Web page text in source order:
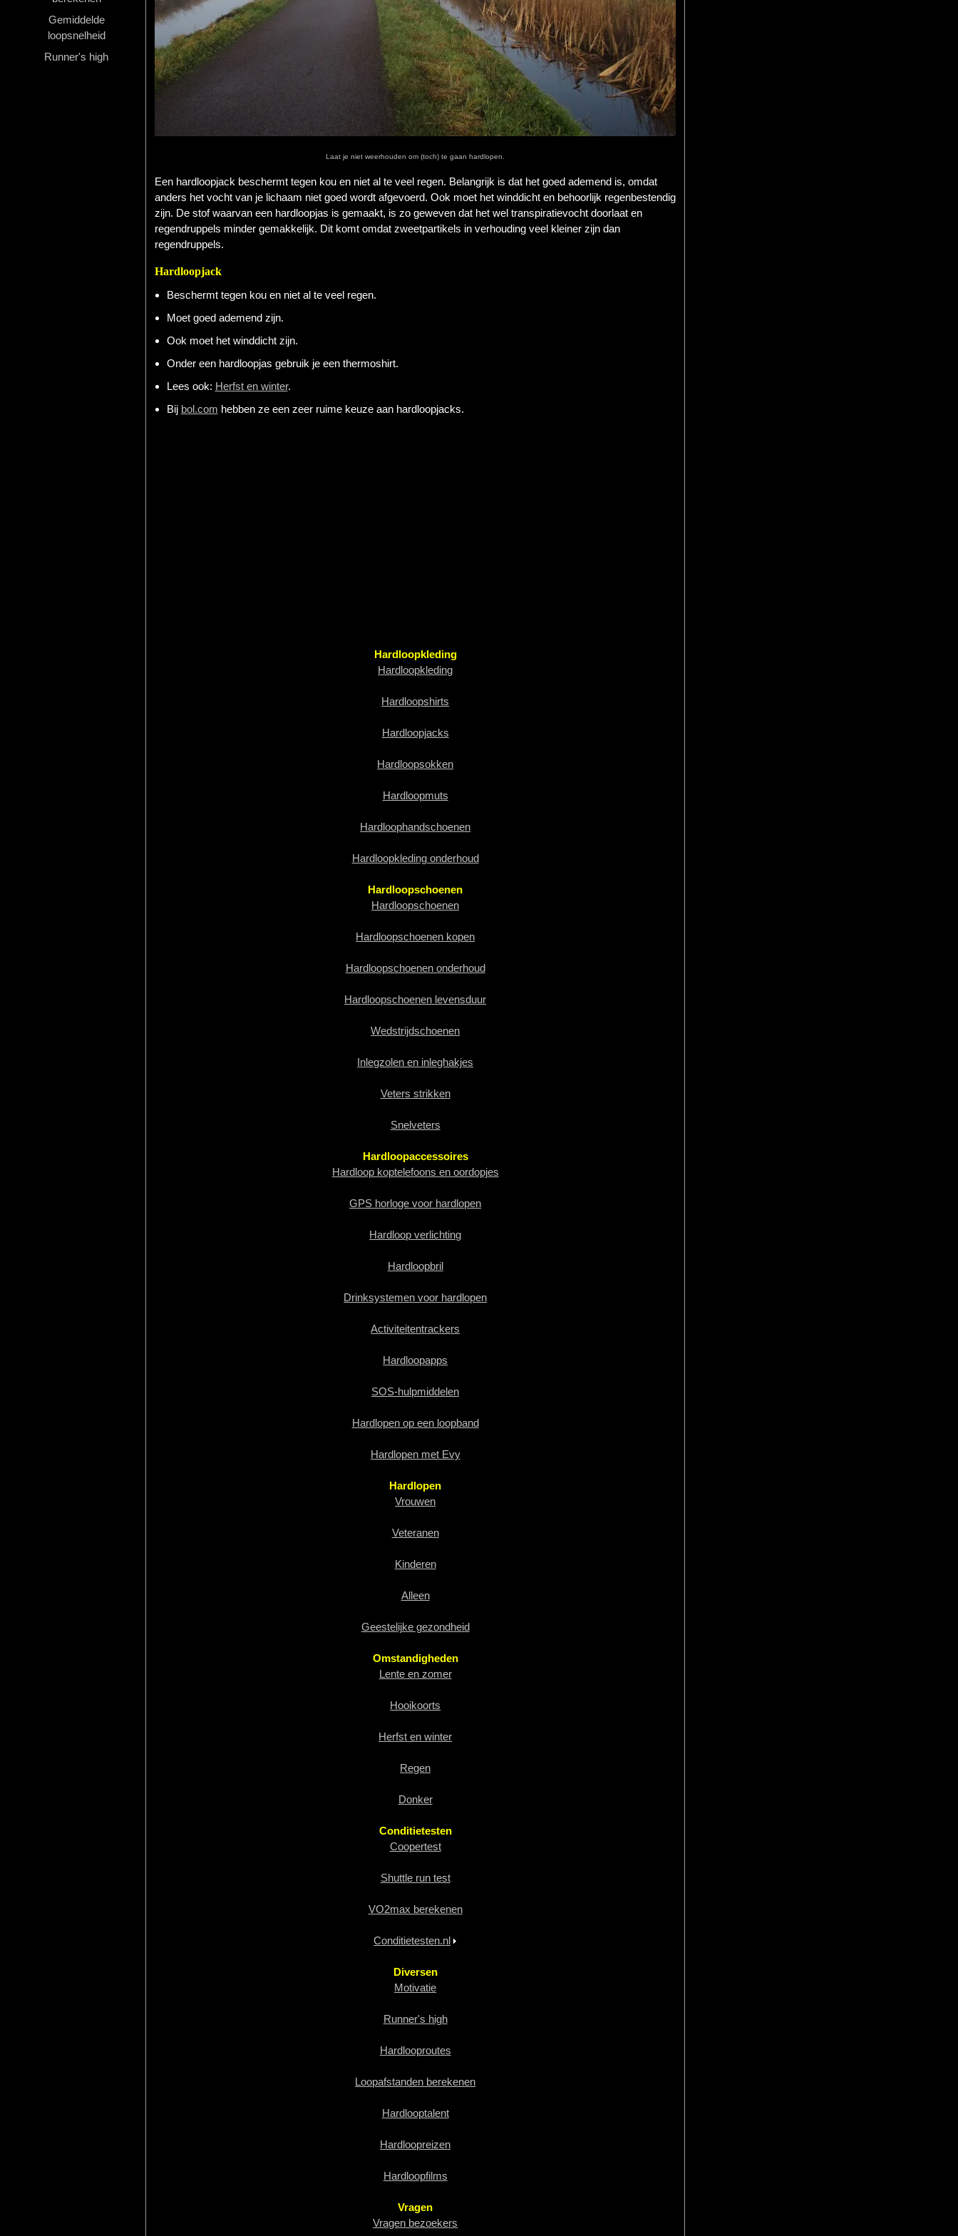
Gemiddelde
loopsnelheid
Runner's high
Hardlopen
Laat je niet weerhouden om (toch) te gaan hardlopen.
Een hardloopjack beschermt tegen kou en niet al te veel regen. Belangrijk is dat het goed ademend is, omdat
anders het vocht van je lichaam niet goed wordt afgevoerd. Ook moet het winddicht en behoorlijk regenbestendig
zijn. De stof waarvan een hardloopjas is gemaakt, is zo geweven dat het wel transpiratievocht doorlaat en
regendruppels minder gemakkelijk. Dit komt omdat zweetpartikels in verhouding veel kleiner zijn dan
regendruppels.
Hardloopjack
Beschermt tegen kou en niet al te veel regen.
Moet goed ademend zijn.
Ook moet het winddicht zijn.
Onder een hardloopjas gebruik je een thermoshirt.
Lees ook: Herfst en winter.
Bij bol.com hebben ze een zeer ruime keuze aan hardloopjacks.
Hardloopkleding
Hardloopkleding
Hardloopshirts
Hardloopjacks
Hardloopsokken
Hardloopmuts
Hardloophandschoenen
Hardloopkleding onderhoud
Hardloopschoenen
Hardloopschoenen
Hardloopschoenen kopen
Hardloopschoenen onderhoud
Hardloopschoenen levensduur
Wedstrijdschoenen
Inlegzolen en inleghakjes
Veters strikken
Snelveters
Hardloopaccessoires
Hardloop koptelefoons en oordopjes
GPS horloge voor hardlopen
Hardloop verlichting
Hardloopbril
Drinksystemen voor hardlopen
Activiteitentrackers
Hardloopapps
SOS-hulpmiddelen
Hardlopen op een loopband
Hardlopen met Evy
Hardlopen
Vrouwen
Veteranen
Kinderen
Alleen
Geestelijke gezondheid
Omstandigheden
Lente en zomer
Hooikoorts
Herfst en winter
Regen
Donker
Conditietesten
Coopertest
Shuttle run test
VO2max berekenen
Conditietesten.nl
Diversen
Motivatie
Runner's high
Hardlooproutes
Loopafstanden berekenen
Hardlooptalent
Hardloopreizen
Hardloopfilms
Vragen
Vragen bezoekers